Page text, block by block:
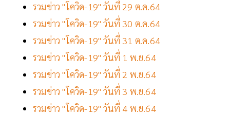
รวมข่าว "โควิด-19" วันที่ 29 ต.ค.64
รวมข่าว "โควิด-19" วันที่ 30 ต.ค.64
รวมข่าว "โควิด-19" วันที่ 31 ต.ค.64
รวมข่าว "โควิด-19" วันที่ 1 พ.ย.64
รวมข่าว "โควิด-19" วันที่ 2 พ.ย.64
รวมข่าว "โควิด-19" วันที่ 3 พ.ย.64
รวมข่าว "โควิด-19" วันที่ 4 พ.ย.64